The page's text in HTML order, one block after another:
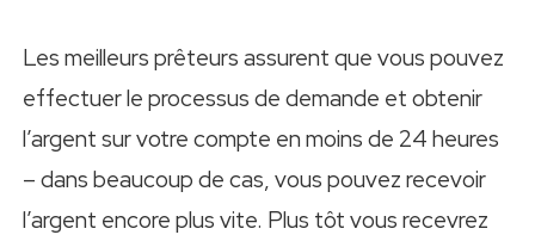
Les meilleurs prêteurs assurent que vous pouvez
effectuer le processus de demande et obtenir
l’argent sur votre compte en moins de 24 heures
– dans beaucoup de cas, vous pouvez recevoir
l’argent encore plus vite. Plus tôt vous recevrez